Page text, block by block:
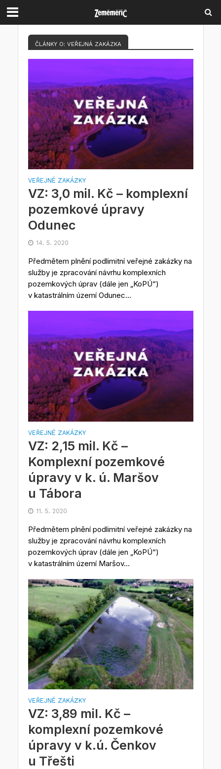
ČLÁNKY O: VEŘEJNÁ ZAKÁZKA
VEŘEJNÉ ZAKÁZKY
VZ: 3,0 mil. Kč – komplexní
pozemkové úpravy
Odunec
14. 5. 2020
Předmětem plnění podlimitní veřejné zakázky na
služby je zpracování návrhu komplexních
pozemkových úprav (dále jen „KoPÚ“)
v katastrálním území Odunec...
VEŘEJNÉ ZAKÁZKY
VZ: 2,15 mil. Kč –
Komplexní pozemkové
úpravy v k. ú. Maršov
u Tábora
11. 5. 2020
Předmětem plnění podlimitní veřejné zakázky na
služby je zpracování návrhu komplexních
pozemkových úprav (dále jen „KoPÚ“)
v katastrálním území Maršov...
VEŘEJNÉ ZAKÁZKY
VZ: 3,89 mil. Kč –
komplexní pozemkové
úpravy v k.ú. Čenkov
u Třešti